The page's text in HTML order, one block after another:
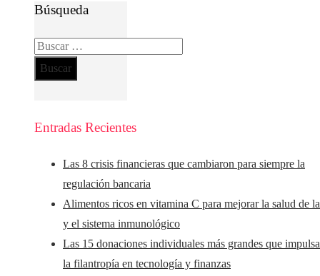
Búsqueda
Buscar:
Entradas Recientes
Las 8 crisis financieras que cambiaron para siempre la
regulación bancaria
Alimentos ricos en vitamina C para mejorar la salud de
y el sistema inmunológico
Las 15 donaciones individuales más grandes que
la filantropía en tecnología y finanzas